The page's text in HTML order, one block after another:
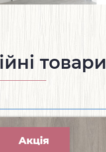
товари
Акція